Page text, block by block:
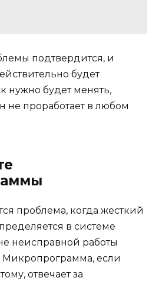
подтвердится, и
будет
нужно будет менять,
не проработает в любом
проблема, когда жесткий
в системе
неисправной работы
если
отвечает за